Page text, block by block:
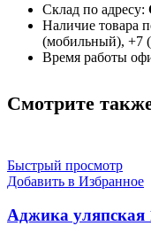
Склад по адресу:
Наличие товара
(мобильный), +7
Время работы
Смотрите
Быстрый просмотр
Добавить в Избранное
Аджика уляпская